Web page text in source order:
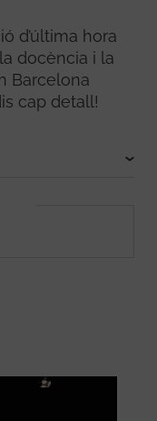
d’última hora
docència i la
Barcelona
cap detall!